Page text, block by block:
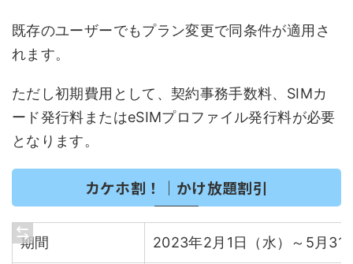
既存のユーザーでもプラン変更で同条件が適用さ
れます。
ただし初期費用として、契約事務手数料、SIMカ
ード発行料またはeSIMプロファイル発行料が必要
となります。
カケホ割！｜かけ放題割引
期間 2023年2月1日（水）～5月31